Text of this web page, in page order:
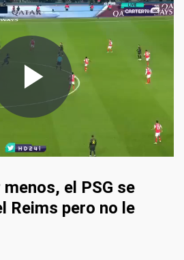
el PSG se
Reims pero no le